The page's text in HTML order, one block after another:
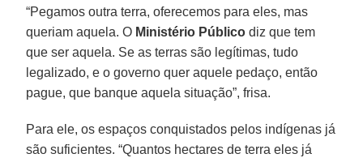
“Pegamos outra terra, oferecemos para eles, mas
queriam aquela. O Ministério Público diz que tem
que ser aquela. Se as terras são legítimas, tudo
legalizado, e o governo quer aquele pedaço, então
pague, que banque aquela situação”, frisa.
Para ele, os espaços conquistados pelos indígenas já
são suficientes. “Quantos hectares de terra eles já